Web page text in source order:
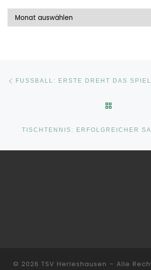
Beitragsnavigation
TISCHTENNIS: ERFOLGREICHER
© 2026 TSV Herleshausen – Alle